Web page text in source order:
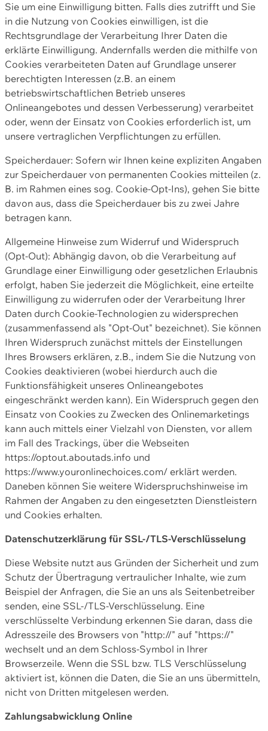
Sie um eine Einwilligung bitten. Falls dies zutrifft und Sie
in die Nutzung von Cookies einwilligen, ist die
Rechtsgrundlage der Verarbeitung Ihrer Daten die
erklärte Einwilligung. Andernfalls werden die mithilfe von
Cookies verarbeiteten Daten auf Grundlage unserer
berechtigten Interessen (z.B. an einem
betriebswirtschaftlichen Betrieb unseres
Onlineangebotes und dessen Verbesserung) verarbeitet
oder, wenn der Einsatz von Cookies erforderlich ist, um
unsere vertraglichen Verpflichtungen zu erfüllen.
Speicherdauer: Sofern wir Ihnen keine expliziten Angaben
zur Speicherdauer von permanenten Cookies mitteilen (z.
B. im Rahmen eines sog. Cookie-Opt-Ins), gehen Sie bitte
davon aus, dass die Speicherdauer bis zu zwei Jahre
betragen kann.
Allgemeine Hinweise zum Widerruf und Widerspruch
(Opt-Out): Abhängig davon, ob die Verarbeitung auf
Grundlage einer Einwilligung oder gesetzlichen Erlaubnis
erfolgt, haben Sie jederzeit die Möglichkeit, eine erteilte
Einwilligung zu widerrufen oder der Verarbeitung Ihrer
Daten durch Cookie-Technologien zu widersprechen
(zusammenfassend als "Opt-Out" bezeichnet). Sie können
Ihren Widerspruch zunächst mittels der Einstellungen
Ihres Browsers erklären, z.B., indem Sie die Nutzung von
Cookies deaktivieren (wobei hierdurch auch die
Funktionsfähigkeit unseres Onlineangebotes
eingeschränkt werden kann). Ein Widerspruch gegen den
Einsatz von Cookies zu Zwecken des Onlinemarketings
kann auch mittels einer Vielzahl von Diensten, vor allem
im Fall des Trackings, über die Webseiten
https://optout.aboutads.info und
https://www.youronlinechoices.com/ erklärt werden.
Daneben können Sie weitere Widerspruchshinweise im
Rahmen der Angaben zu den eingesetzten Dienstleistern
und Cookies erhalten.
Datenschutzerklärung für SSL-/TLS-Verschlüsselung
Diese Website nutzt aus Gründen der Sicherheit und zum
Schutz der Übertragung vertraulicher Inhalte, wie zum
Beispiel der Anfragen, die Sie an uns als Seitenbetreiber
senden, eine SSL-/TLS-Verschlüsselung. Eine
verschlüsselte Verbindung erkennen Sie daran, dass die
Adresszeile des Browsers von "http://" auf "https://"
wechselt und an dem Schloss-Symbol in Ihrer
Browserzeile. Wenn die SSL bzw. TLS Verschlüsselung
aktiviert ist, können die Daten, die Sie an uns übermitteln,
nicht von Dritten mitgelesen werden.
Zahlungsabwicklung Online